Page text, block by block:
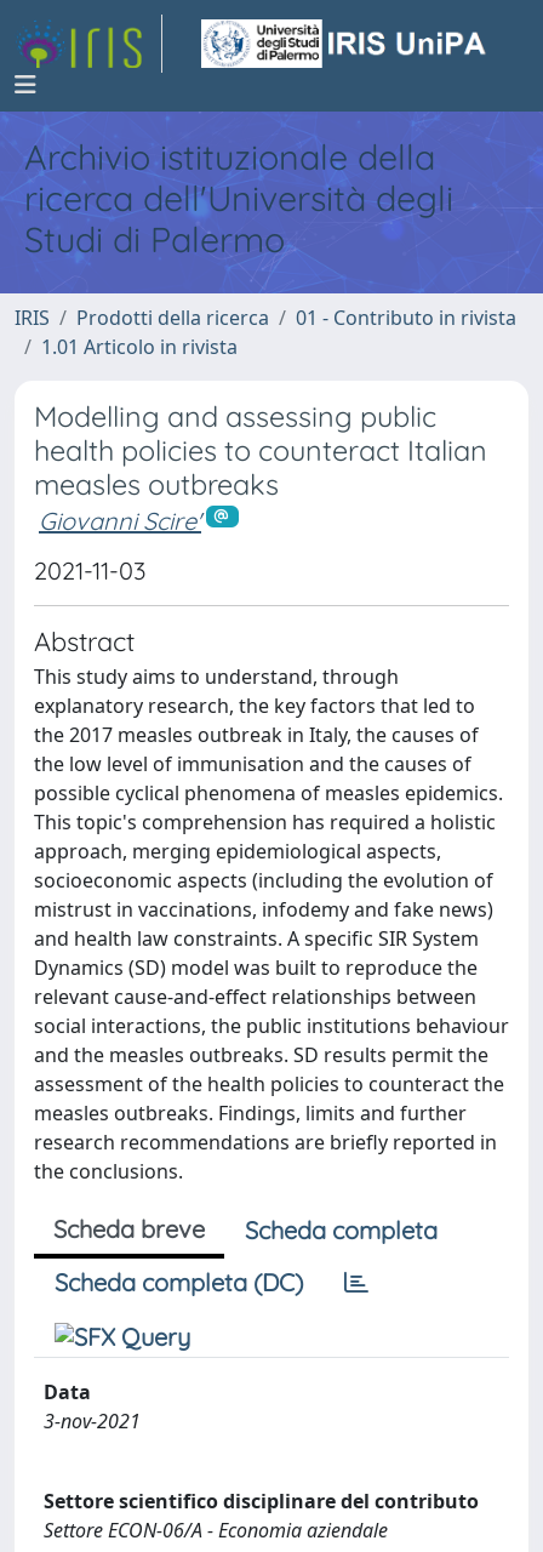
Archivio istituzionale della
ricerca dell'Università degli
Studi di Palermo
IRIS Prodotti della ricerca
01 - Contributo in rivista
1.01 Articolo in rivista
Modelling and assessing public
health policies to counteract Italian
measles outbreaks
Giovanni Scire'
2021-11-03
Abstract
This study aims to understand, through
explanatory research, the key factors that led to
the 2017 measles outbreak in Italy, the causes of
the low level of immunisation and the causes of
possible cyclical phenomena of measles epidemics.
This topic's comprehension has required a holistic
approach, merging epidemiological aspects,
socioeconomic aspects (including the evolution of
mistrust in vaccinations, infodemy and fake news)
and health law constraints. A specific SIR System
Dynamics (SD) model was built to reproduce the
relevant cause-and-effect relationships between
social interactions, the public institutions behaviour
and the measles outbreaks. SD results permit the
assessment of the health policies to counteract the
measles outbreaks. Findings, limits and further
research recommendations are briefly reported in
the conclusions.
Scheda breve
Scheda completa
Scheda completa (DC)
Data
3-nov-2021
Settore scientifico disciplinare del contributo
Settore ECON-06/A - Economia aziendale